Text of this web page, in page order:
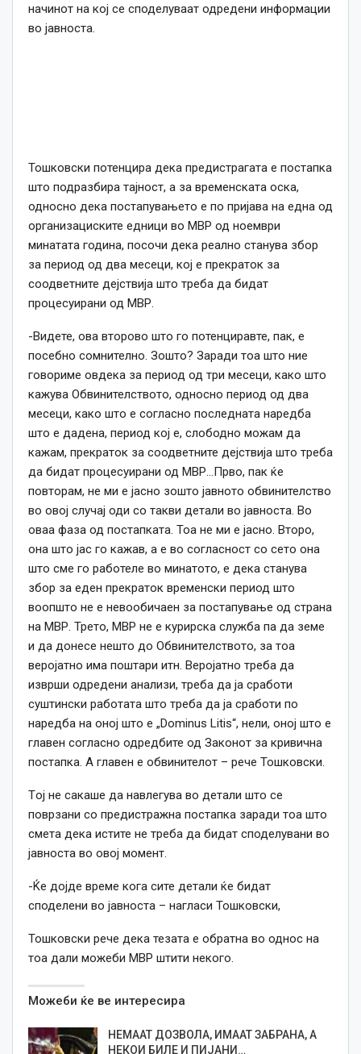
начинот на кој се споделуваат одредени информации
во јавноста.
Тошковски потенцира дека предистрагата е постапка
што подразбира тајност, а за временската оска,
односно дека постапувањето е по пријава на една од
организациските едници во МВР од ноември
минатата година, посочи дека реално станува збор
за период од два месеци, кој е прекраток за
соодветните дејствија што треба да бидат
процесуирани од МВР.
-Видете, ова второво што го потенциравте, пак, е
посебно сомнително. Зошто? Заради тоа што ние
говориме овдека за период од три месеци, како што
кажува Обвинителството, односно период од два
месеци, како што е согласно последната наредба
што е дадена, период кој е, слободно можам да
кажам, прекраток за соодветните дејствија што треба
да бидат процесуирани од МВР…Прво, пак ќе
повторам, не ми е јасно зошто јавното обвинителство
во овој случај оди со такви детали во јавноста. Во
оваа фаза од постапката. Тоа не ми е јасно. Второ,
она што јас го кажав, а е во согласност со сето она
што сме го работеле во минатото, е дека станува
збор за еден прекраток временски период што
воопшто не е невообичаен за постапување од страна
на МВР. Трето, МВР не е курирска служба па да земе
и да донесе нешто до Обвинителството, за тоа
веројатно има поштари итн. Веројатно треба да
изврши одредени анализи, треба да ја сработи
суштински работата што треба да ја сработи по
наредба на оној што е „Dominus Litis“, нели, оној што е
главен согласно одредбите од Законот за кривична
постапка. А главен е обвинителот – рече Тошковски.
Tој не сакаше да навлегува во детали што се
поврзани со предистражна постапка заради тоа што
смета дека истите не треба да бидат споделувани во
јавноста во овој момент.
-Ќе дојде време кога сите детали ќе бидат
споделени во јавноста – нагласи Тошковски,
Тошковски рече дека тезата е обратна во однос на
тоа дали можеби МВР штити некого.
Можеби ќе ве интересира
НЕМААТ ДОЗВОЛА, ИМААТ ЗАБРАНА, A
НЕКОИ БИЛЕ И ПИЈАНИ…